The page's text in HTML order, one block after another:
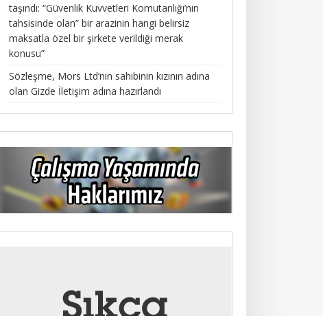
taşındı: “Güvenlik Kuvvetleri Komutanlığı’nın
tahsisinde olan” bir arazinin hangi belirsiz
maksatla özel bir şirkete verildiği merak
konusu”
Sözleşme, Mors Ltd’nin sahibinin kızının adına
olan Gizde İletişim adına hazırlandı